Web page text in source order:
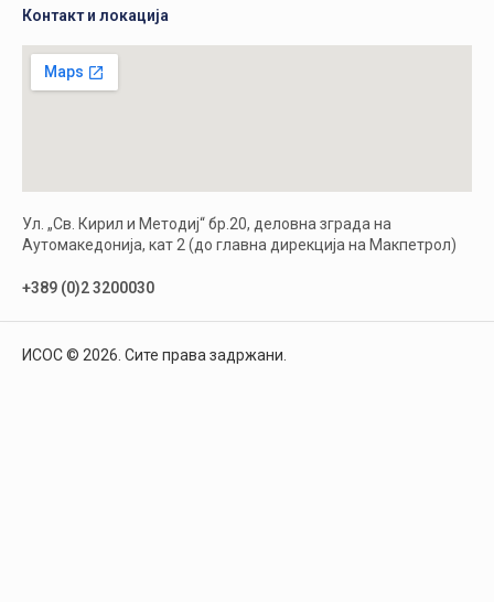
Контакт и локација
Ул. „Св. Кирил и Методиј“ бр.20, деловна зграда на
Аутомакедонија, кат 2 (до главна дирекција на Макпетрол)
+389 (0)2 3200030
ИСОС © 2026. Сите права задржани.